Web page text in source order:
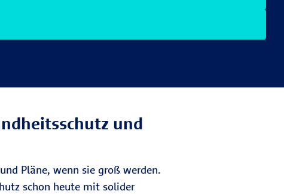
und
Pläne, wenn sie groß werden.
schon heute mit solider